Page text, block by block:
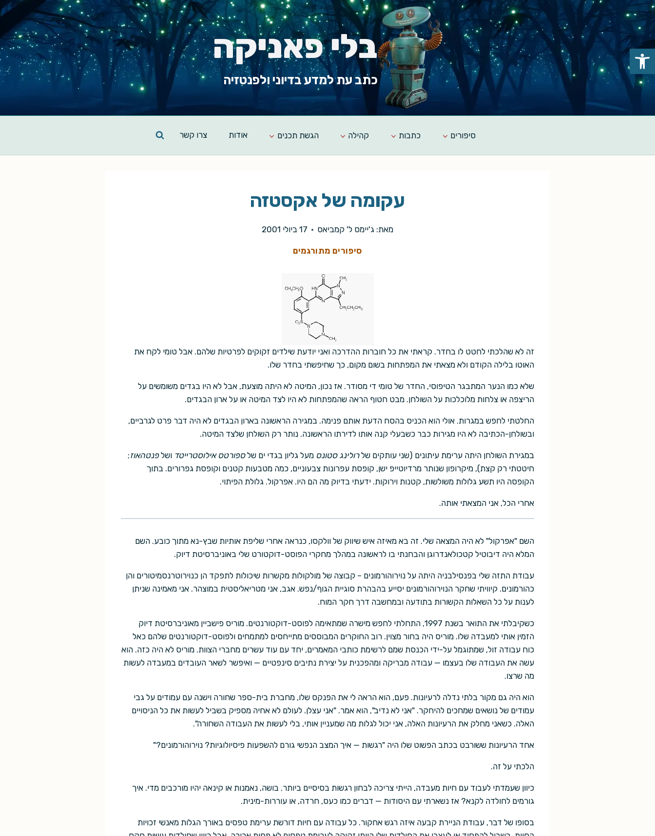
Skip
content
בלי פאניקה
כתב עת למדע בדיוני ולפנטזיה
סיפורים כתבות קהילה הגשת תכנים אודות צרו קשר
עקומה של אקסטזה
מאת: ג'יימס ל' קמביאס 17 ביולי 2001
סיפורים מתורגמים
זה לא שהלכתי לחטט לו בחדר. קראתי את כל חוברות ההדרכה ואני יודעת שילדים זקוקים לפרטיות שלהם. אבל טומי לקח את
האוטו בלילה הקודם ולא מצאתי את המפתחות בשום מקום, כך שחיפשתי בחדר שלו.
שלא כמו הנער המתבגר הטיפוסי, החדר של טומי די מסודר. אז נכון, המיטה לא היתה מוצעת, אבל לא היו בגדים משומשים על
הריצפה או צלחות מלוכלכות על השולחן. מבט חטוף הראה שהמפתחות לא היו לצד המיטה או על ארון הבגדים.
החלטתי לחפש במגרות. אולי הוא הכניס בהסח הדעת אותם פנימה. במגירה הראשונה בארון הבגדים לא היה דבר פרט לגרביים,
ובשולחן-הכתיבה לא היו מגירות כבר כשבעלי קנה אותו לדירתו הראשונה. נותר רק השולחן שלצד המיטה.
במגירת השולחן היתה ערימת עיתונים (שני עותקים שלרולינג סטונס מעל גליון בגדי ים שלספורטס אילוסטרייטד ושלפנטהאוז;
חיטטתי רק קצת), מיקרופון שנותר מרדיוטייפ ישן, קופסת עפרונות צבעוניים, כמה מטבעות קטנים וקופסת גפרורים. בתוך
הקופסה היו תשע גלולות משולשות, קטנות וירוקות. ידעתי בדיוק מה הם היו. אפרקול. גלולת הפיתוי.
אחרי הכל, אני המצאתי אותה.
השם "אפרקול" לא היה המצאה שלי. זה בא מאיזה איש שיווק של וולקסו, כנראה אחרי שליפת אותיות שבץ-נא מתוך כובע. השם
המלא היה דיבוטיל קטכולאנדרוגן והבחנתי בו לראשונה במהלך מחקרי הפוסט-דוקטורט שלי באוניברסיטת דיוק.
עבודת התזה שלי בפנסילבניה היתה על נוירוהורמונים – קבוצה של מולקולות מקשרות שיכולות לתפקד הן כנוירוטרנסמיטורים והן
כהורמונים. קיוויתי שחקר הנוירוהורמונים יסייע בהבהרת סוגיית הגוף/נפש. אגב, אני מטריאליסטית במוצהר. אני מאמינה שניתן
לענות על כל השאלות הקשורות בתודעה ובמחשבה דרך חקר המוח.
כשקיבלתי את התואר בשנת 1997, התחלתי לחפש מישרה שמתאימה לפוסט-דוקטורנטים. מוריס פישביין מאוניברסיטת דיוק
הזמין אותי למעבדה שלו. מוריס היה בחור מצוין. רוב החוקרים המבוססים מתייחסים למתמחים ולפוסט-דוקטורנטים שלהם כאל
כוח עבודה זול, שמתוגמל על-ידי הכנסת שמם לרשימת כותבי המאמרים, יחד עם עוד עשרים מחברי הצוות. מוריס לא היה כזה. הוא
עשה את העבודה שלו בעצמו — עבודה מבריקה ומהפכנית על יצירת נתיבים סינפטיים — ואיפשר לשאר העובדים במעבדה לעשות
מה שרצו.
הוא היה גם מקור בלתי נדלה לרעיונות. פעם, הוא הראה לי את הפנקס שלו, מחברת בית-ספר שחורה וישנה עם עמודים על גבי
עמודים של נושאים שמחכים להיחקר. "אני לא נדיב", הוא אמר. "אני עצלן. לעולם לא אחיה מספיק בשביל לעשות את כל הניסויים
האלה. כשאני מחלק את הרעיונות האלה, אני יכול לגלות מה שמעניין אותי, בלי לעשות את העבודה השחורה".
אחד הרעיונות ששורבט בכתב הפשוט שלו היה "רגשות — איך המצב הנפשי גורם להשפעות פיסיולוגיות? נוירוהורמונים?"
הלכתי על זה.
כיוון שעמדתי לעבוד עם חיות מעבדה, הייתי צריכה לבחון רגשות בסיסיים ביותר. בושה, נאמנות או קינאה יהיו מורכבים מדי. איך
גורמים לחולדה לקנא? אז נשארתי עם היסודות — דברים כמו כעס, חרדה, או עוררות-מינית.
בסופו של דבר, עבודת הניירת קבעה איזה רגש אחקור. כל עבודה עם חיות דורשת ערימת טפסים באורך הגלות מאנשי זכויות
פתח סרגל נגישות